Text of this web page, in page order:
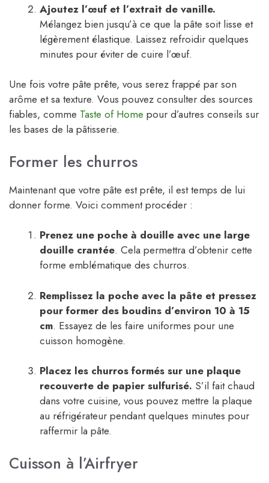
Ajoutez l’œuf et l’extrait de vanille.
Mélangez bien jusqu’à ce que la pâte soit lisse et
légèrement élastique. Laissez refroidir quelques
minutes pour éviter de cuire l’œuf.
Une fois votre pâte prête, vous serez frappé par son
arôme et sa texture. Vous pouvez consulter des sources
fiables, comme Taste of Home pour d’autres conseils sur
les bases de la pâtisserie.
Former les churros
Maintenant que votre pâte est prête, il est temps de lui
donner forme. Voici comment procéder :
Prenez une poche à douille avec une large
douille crantée. Cela permettra d’obtenir cette
forme emblématique des churros.
Remplissez la poche avec la pâte et pressez
pour former des boudins d’environ 10 à 15
cm. Essayez de les faire uniformes pour une
cuisson homogène.
Placez les churros formés sur une plaque
recouverte de papier sulfurisé. S’il fait chaud
dans votre cuisine, vous pouvez mettre la plaque
au réfrigérateur pendant quelques minutes pour
raffermir la pâte.
Cuisson à l’Airfryer